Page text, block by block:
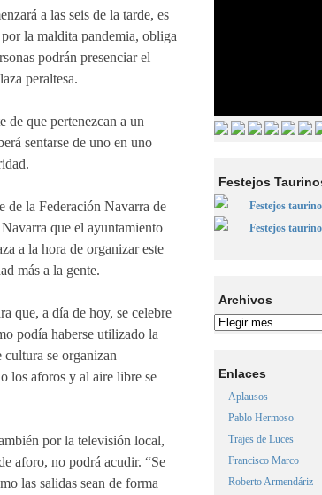
a las seis de la tarde, es
la maldita pandemia, obliga
podrán presenciar el
peraltesa.
de que pertenezcan a un
sentarse de uno en uno
de la Federación Navarra de
que el ayuntamiento
a la hora de organizar este
más a la gente.
que, a día de hoy, se celebre
podía haberse utilizado la
se organizan
los aforos y al aire libre se
por la televisión local,
aforo, no podrá acudir. “Se
las salidas sean de forma
Festejos
Festejos
Festejos
Archivos
Enlaces
Aplausos
Pablo Hermoso
Trajes de Luces
Francisco Marco
Roberto Armendáriz